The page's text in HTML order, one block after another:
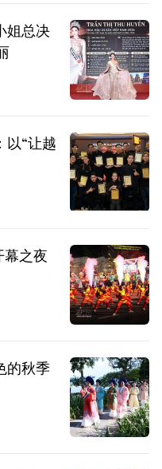
姐总决
以“让越
幕之夜
的秋季